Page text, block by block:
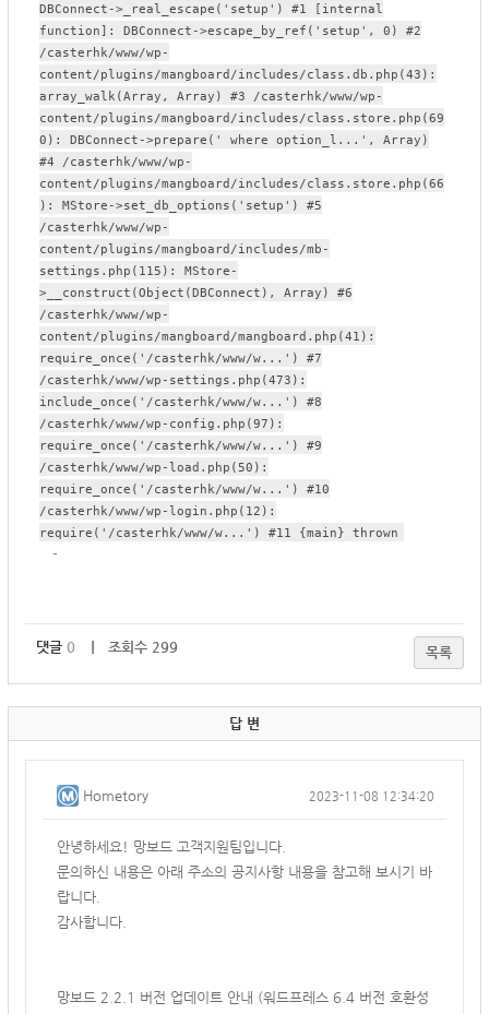
DBConnect->_real_escape('setup') #1 [internal
function]: DBConnect->escape_by_ref('setup', 0) #2
/casterhk/www/wp-
content/plugins/mangboard/includes/class.db.php(43):
array_walk(Array, Array) #3 /casterhk/www/wp-
content/plugins/mangboard/includes/class.store.php(69
0): DBConnect->prepare(' where option_l...', Array)
#4 /casterhk/www/wp-
content/plugins/mangboard/includes/class.store.php(66
): MStore->set_db_options('setup') #5
/casterhk/www/wp-
content/plugins/mangboard/includes/mb-
settings.php(115): MStore-
>__construct(Object(DBConnect), Array) #6
/casterhk/www/wp-
content/plugins/mangboard/mangboard.php(41):
require_once('/casterhk/www/w...') #7
/casterhk/www/wp-settings.php(473):
include_once('/casterhk/www/w...') #8
/casterhk/www/wp-config.php(97):
require_once('/casterhk/www/w...') #9
/casterhk/www/wp-load.php(50):
require_once('/casterhk/www/w...') #10
/casterhk/www/wp-login.php(12):
require('/casterhk/www/w...') #11 {main} thrown
-
댓글 0 ｜ 조회수 299 목록
답 변
Hometory 2023-11-08 12:34:20
안녕하세요! 망보드 고객지원팀입니다.
문의하신 내용은 아래 주소의 공지사항 내용을 참고해 보시기 바
랍니다.
감사합니다.
망보드 2.2.1 버전 업데이트 안내 (워드프레스 6.4 버전 호환성